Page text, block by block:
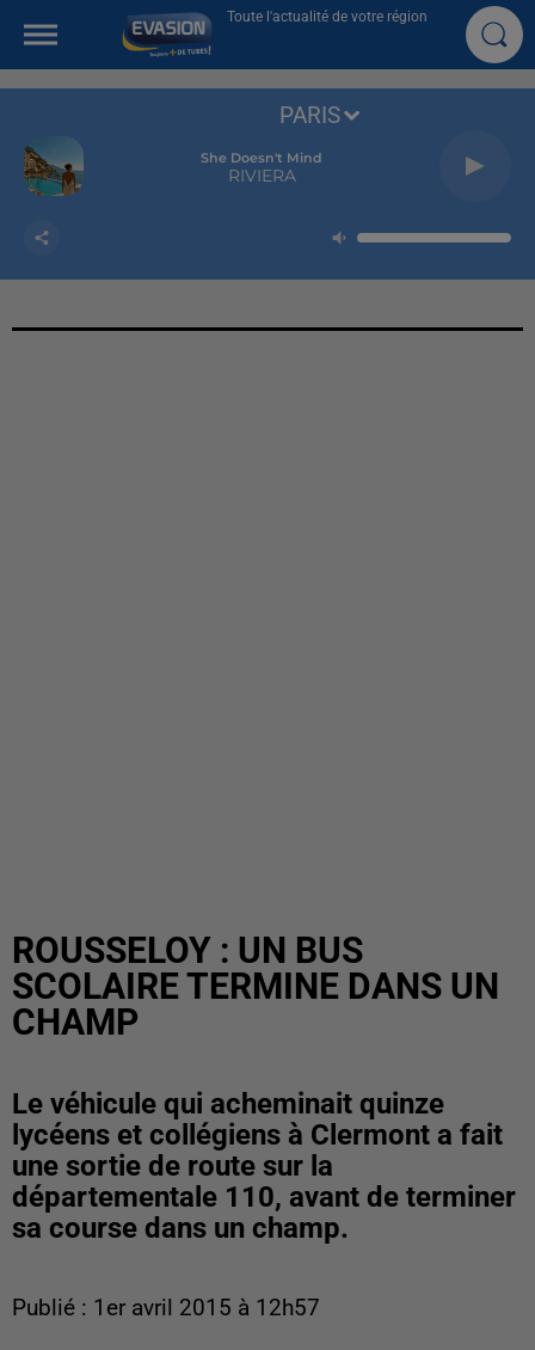
Toute l'actualité de votre région
She Doesn't Mind
RIVIERA
PARIS
ROUSSELOY : UN BUS
SCOLAIRE TERMINE DANS UN
CHAMP
Le véhicule qui acheminait quinze
lycéens et collégiens à Clermont a fait
une sortie de route sur la
départementale 110, avant de terminer
sa course dans un champ.
Publié : 1er avril 2015 à 12h57